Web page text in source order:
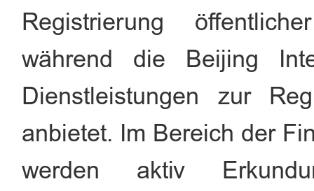
Registrierung
während die Beijing
Dienstleistungen zur
anbietet. Im Bereich der
werden aktiv